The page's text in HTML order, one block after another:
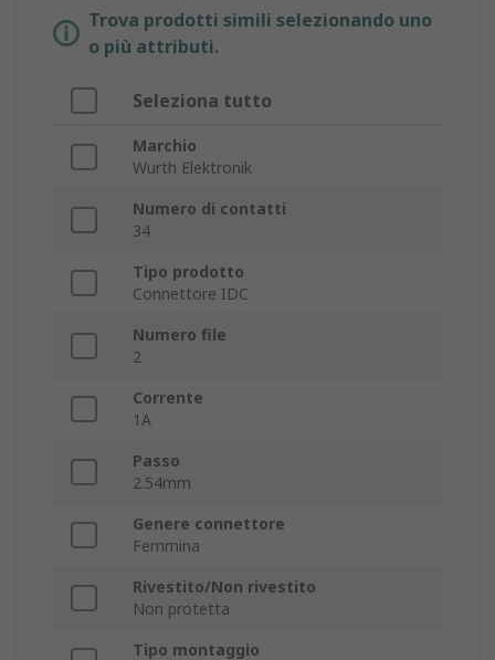
Trova prodotti simili selezionando uno
o più attributi.
Seleziona tutto
Marchio
Wurth Elektronik
Numero di contatti
34
Tipo prodotto
Connettore IDC
Numero file
2
Corrente
1A
Passo
2.54mm
Genere connettore
Femmina
Rivestito/Non rivestito
Non protetta
Tipo montaggio